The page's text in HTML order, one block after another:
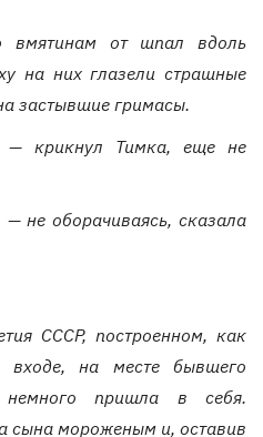
вмятинам от шпал вдоль
на них глазели страшные
застывшие гримасы.
крикнул Тимка, еще не
не оборачиваясь, сказала
СССР, построенном, как
входе, на месте бывшего
пришла в себя.
сына мороженым и, оставив